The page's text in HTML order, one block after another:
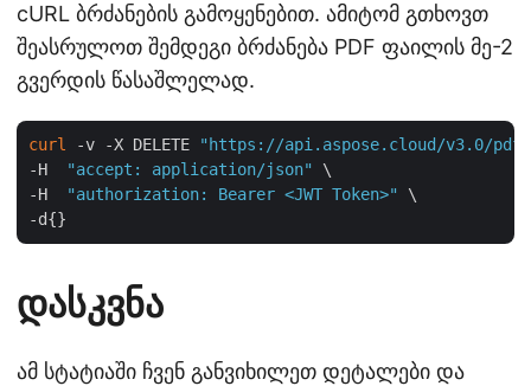
cURL ბრძანების გამოყენებით. ამიტომ გთხოვთ
შეასრულოთ შემდეგი ბრძანება PDF ფაილის მე-2
გვერდის წასაშლელად.
curl -v -X DELETE
"https://api.aspose.cloud/v3.0/pdf/
-H
"accept: application/json"
\
-H
"authorization: Bearer <JWT Token>"
\
დასკვნა
ამ სტატიაში ჩვენ განვიხილეთ დეტალები და